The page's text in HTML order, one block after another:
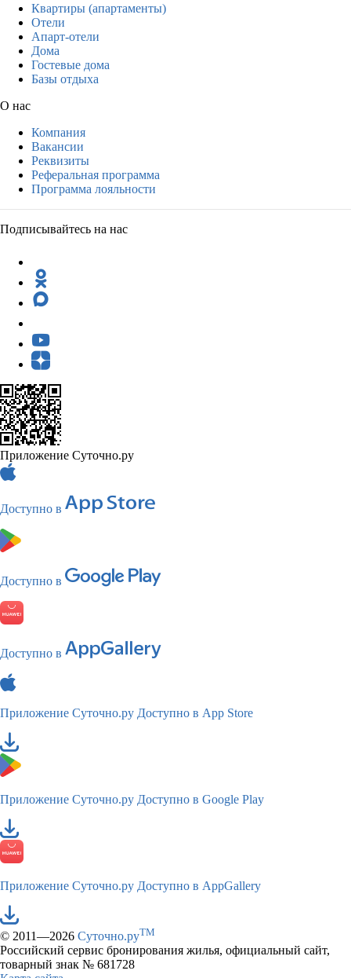
Квартиры (апартаменты)
Отели
Апарт-отели
Дома
Гостевые дома
Базы отдыха
О нас
Компания
Вакансии
Реквизиты
Реферальная программа
Программа лояльности
Подписывайтесь на нас
Приложение Суточно.ру
Доступно в
Доступно в
Доступно в
Приложение Суточно.ру Доступно в App Store
Приложение Суточно.ру Доступно в Google Play
Приложение Суточно.ру Доступно в AppGallery
© 2011—2026 Суточно.руTM
Российский сервис бронирования жилья, официальный сайт,
товарный знак № 681728